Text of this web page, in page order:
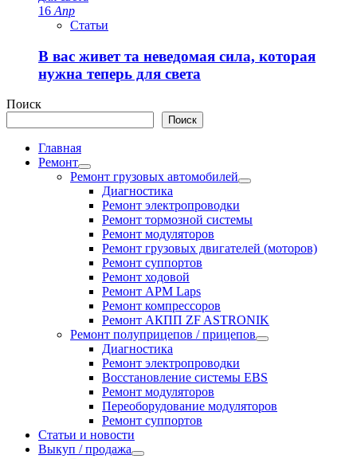
16 Апр
Статьи
В вас живет та неведомая сила, которая
нужна теперь для света
Поиск
Поиск
Главная
Ремонт
Ремонт грузовых автомобилей
Диагностика
Ремонт электропроводки
Ремонт тормозной системы
Ремонт модуляторов
Ремонт грузовых двигателей (моторов)
Ремонт суппортов
Ремонт ходовой
Ремонт APM Laps
Ремонт компрессоров
Ремонт АКПП ZF ASTRONIK
Ремонт полуприцепов / прицепов
Диагностика
Ремонт электропроводки
Восстановление системы EBS
Ремонт модуляторов
Переоборудование модуляторов
Ремонт суппортов
Статьи и новости
Выкуп / продажа